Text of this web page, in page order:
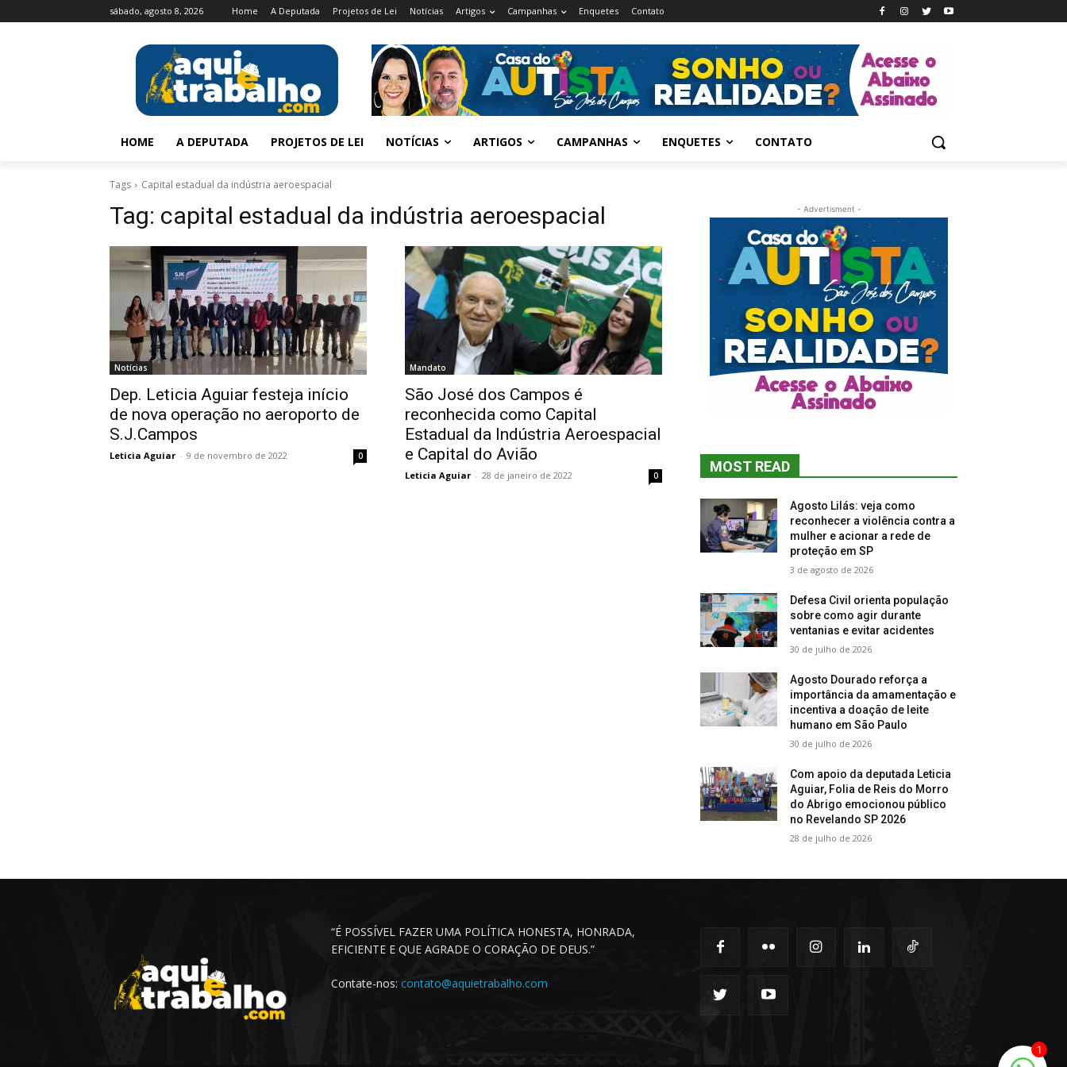
sábado, agosto 8, 2026 Home A Deputada Projetos de Lei Notícias Artigos Campanhas Enquetes Contato
HOME A DEPUTADA PROJETOS DE LEI NOTÍCIAS ARTIGOS CAMPANHAS ENQUETES CONTATO
Tags Capital estadual da indústria aeroespacial
Tag: capital estadual da indústria aeroespacial
Notícias
Dep. Leticia Aguiar festeja início
de nova operação no aeroporto de
S.J.Campos
Leticia Aguiar - 9 de novembro de 2022 0
Mandato
São José dos Campos é
reconhecida como Capital
Estadual da Indústria Aeroespacial
e Capital do Avião
Leticia Aguiar - 28 de janeiro de 2022 0
- Advertisment -
MOST READ
Agosto Lilás: veja como
reconhecer a violência contra a
mulher e acionar a rede de
proteção em SP
3 de agosto de 2026
Defesa Civil orienta população
sobre como agir durante
ventanias e evitar acidentes
30 de julho de 2026
Agosto Dourado reforça a
importância da amamentação e
incentiva a doação de leite
humano em São Paulo
30 de julho de 2026
Com apoio da deputada Leticia
Aguiar, Folia de Reis do Morro
do Abrigo emocionou público
no Revelando SP 2026
28 de julho de 2026
“É POSSÍVEL FAZER UMA POLÍTICA HONESTA, HONRADA,
EFICIENTE E QUE AGRADE O CORAÇÃO DE DEUS.”
Contate-nos: contato@aquietrabalho.com
1